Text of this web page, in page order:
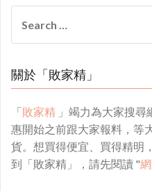
for:
關於「敗家精」
「敗家精 」竭力為大家搜
惠開始之前跟大家報料，等
貨。想買得便宜、買得精明
到「敗家精」，請先閱讀 "